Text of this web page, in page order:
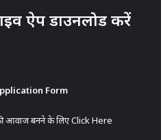
ऐप डाउनलोड करें
Form
आवाज बनने के लिएClick Here